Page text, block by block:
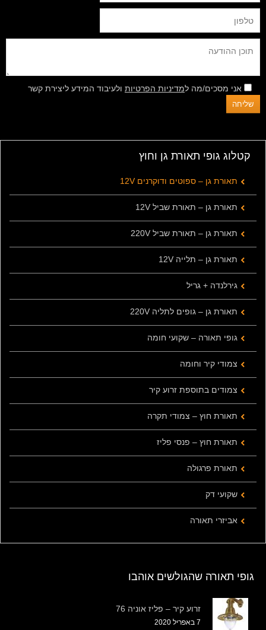
אני מסכים/מה למדיניות הפרטיות ולעיבוד המידע ליצירת קשר
קטלוג גופי תאורת גן וחוץ
תאורת גן – ספוטים ודוקרנים 12V
תאורת גן – תאורת שביל 12V
תאורת גן – תאורת שביל 220V
תאורת גן – תלייה 12V
גירלנדה + גריל
תאורת גן – גופים לתליה 220V
גופי תאורה – שקועי חומה
צמודי קיר וחומה
צמודים בתוספת זרוע קיר
תאורת חוץ – צמודי תקרה
תאורת חוץ – פנסי פליז
תאורת פרגולה
שקועי דק
אביזרי תאורה
גופי תאורה שהגולשים אוהבו
זרוע קיר – פליז אוניה 76
7 באפריל 2020